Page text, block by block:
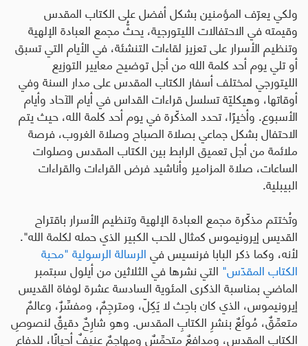
ولكي يعرّف المؤمنين بشكل أفضل على الكتاب المقدس
وقيمته في الاحتفالات الليتورجية، يحثُّ مجمع العبادة الإلهية
وتنظيم الأسرار على تعزيز لقاءات التنشئة، في الأيام التي تسبق
أو تلي يوم أحد كلمة الله من أجل توضيح معايير التوزيع
الليتورجي لمختلف أسفار الكتاب المقدس على مدار السنة وفي
أوقاتها، وهيكليّة تسلسل قراءات القداس في أيام الآحاد وأيام
الأسبوع. وأخيرًا، تحدد المذكّرة في يوم أحد كلمة الله، حيث يتم
الاحتفال بشكل جماعي بصلاة الصباح وصلاة الغروب، فرصة
ملائمة من أجل تعميق الرابط بين الكتاب المقدس وصلوات
الساعات، صلاة المزامير وأناشيد فرض القراءات والقراءات
البيبلية.
وتُختتم مذكّرة مجمع العبادة الإلهية وتنظيم الأسرار باقتراح
القديس إيرونيموس كمثال للحب الكبير الذي حمله لكلمة الله".
لأنه، وكما ذكر البابا فرنسيس فيالرسالة الرسولية "محبة
الكتاب المقدّس" التي نشرها في الثلاثين من أيلول سبتمبر
الماضي بمناسبة الذكرى المئوية السادسة عشرة لوفاة القديس
إيرونيموس، الذي كان باحِث لا يَكِلّ، ومترجِمٌ، ومفسِّرٌ، وعالمٌ
متعمِّقٌ، مُولَعٌ بنشرِ الكتابِ المقدس. وهو شارِحٌ دقيقٌ لنصوصِ
الكتاب المقدس، ومدافِعٌ متحمِّسٌ ومهاجِمٌ عنيفٌ أحيانًا، للدفاعِ